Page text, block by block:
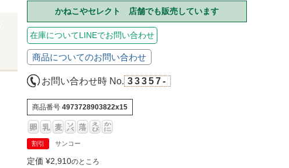
かねこやセレクト 店舗でも販売しています
在庫についてLINEでお問い合わせ
商品についてのお問い合わせ
お問い合わせ時 No. 33357-
商品番号 4973728903822x15
割引 サンコー
定価 ¥2,910のところ